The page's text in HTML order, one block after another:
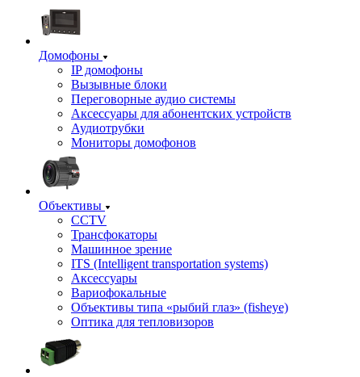
Домофоны
IP домофоны
Вызывные блоки
Переговорные аудио системы
Аксессуары для абонентских устройств
Аудиотрубки
Мониторы домофонов
Объективы
CCTV
Трансфокаторы
Машинное зрение
ITS (Intelligent transportation systems)
Аксессуары
Вариофокальные
Объективы типа «рыбий глаз» (fisheye)
Оптика для тепловизоров